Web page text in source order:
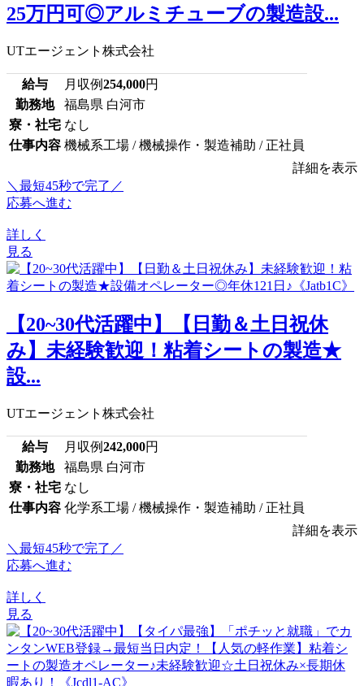
25万円可◎アルミチューブの製造設...
UTエージェント株式会社
給与 月収例254,000円
勤務地
福島県 白河市
寮・社宅 なし
仕事内容 機械系工場 / 機械操作・製造補助 / 正社員
詳細を表示
＼最短45秒で完了／
応募へ進む
詳しく
見る
【20~30代活躍中】【日勤＆土日祝休
み】未経験歓迎！粘着シートの製造★
設...
UTエージェント株式会社
給与 月収例242,000円
勤務地
福島県 白河市
寮・社宅 なし
仕事内容 化学系工場 / 機械操作・製造補助 / 正社員
詳細を表示
＼最短45秒で完了／
応募へ進む
詳しく
見る